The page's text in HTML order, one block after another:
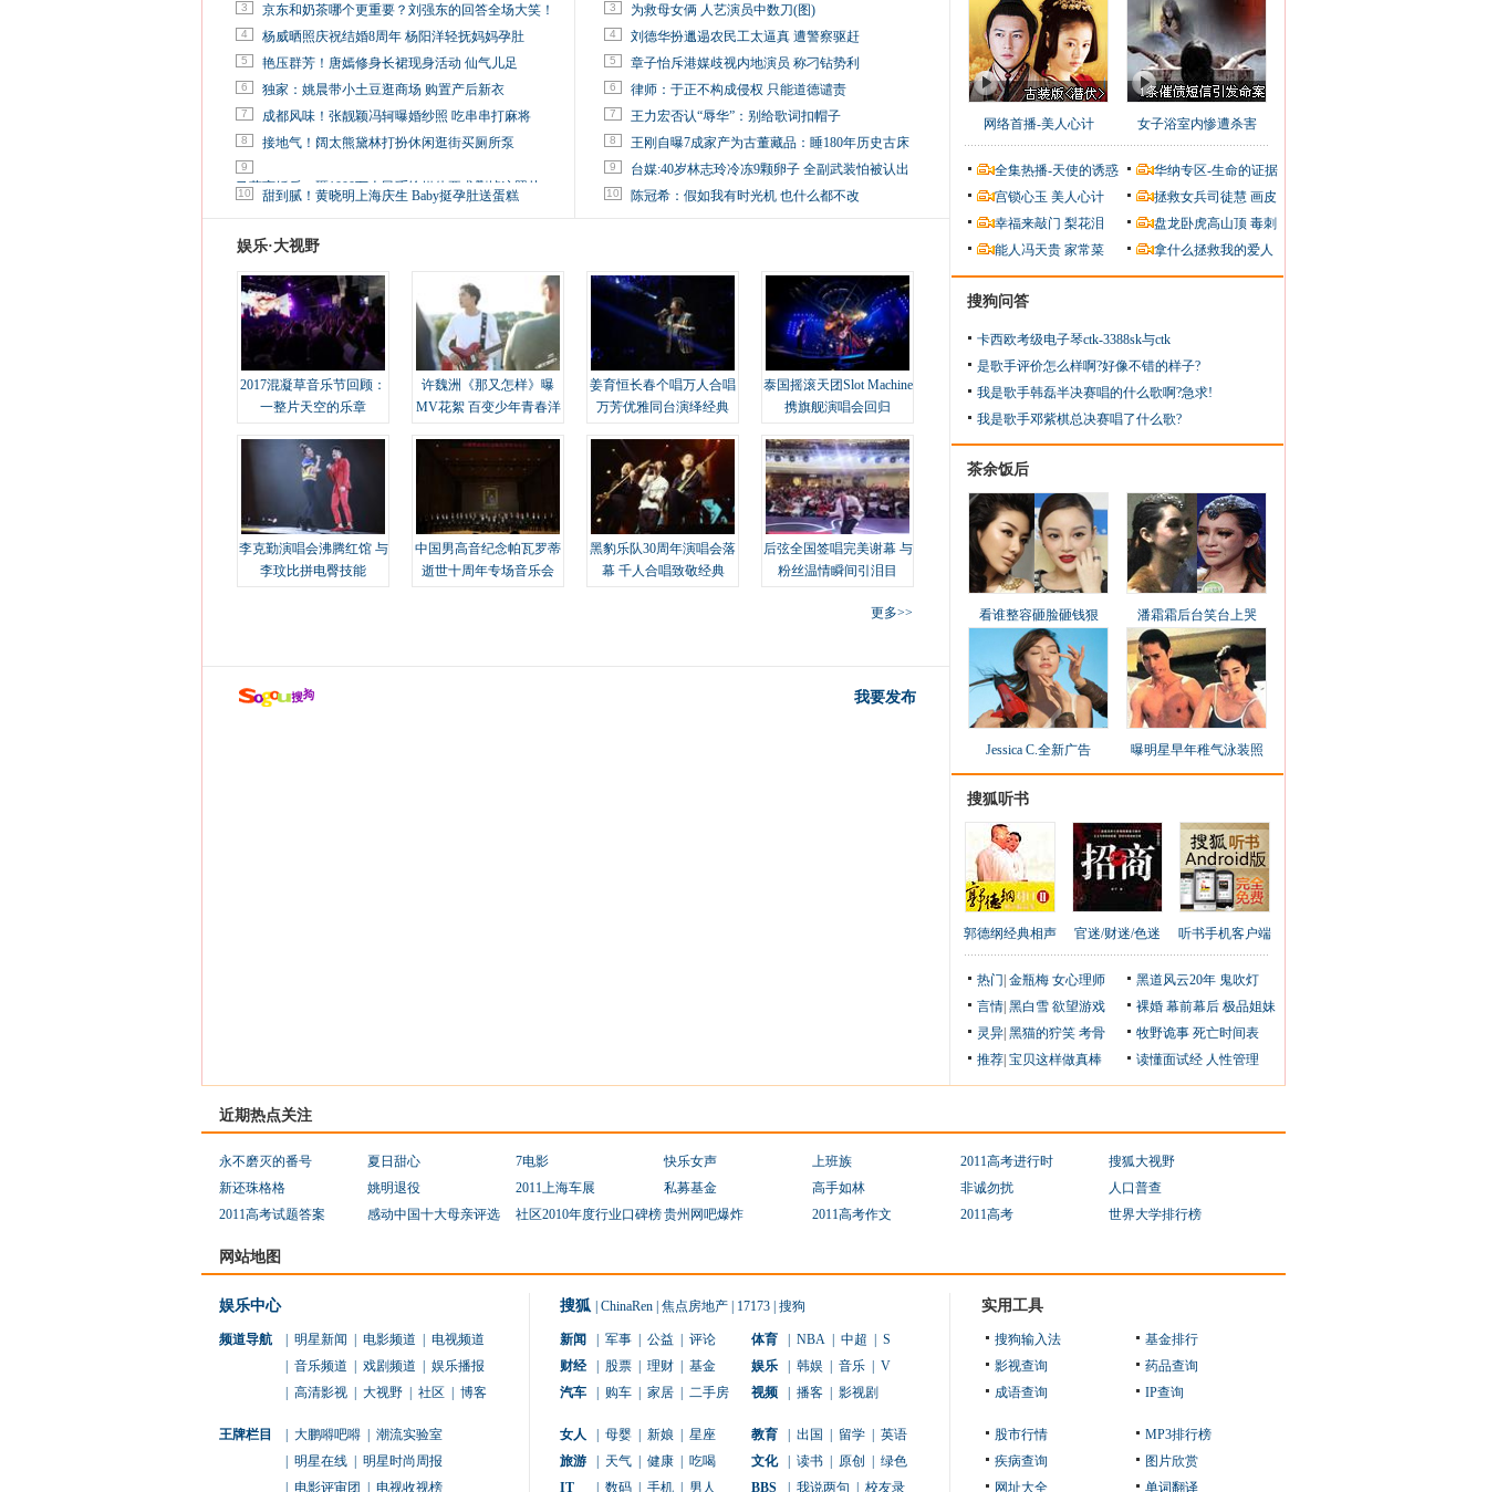
3 京东和奶茶哪个更重要？刘强东的回答全场大笑！
4 杨威晒照庆祝结婚8周年 杨阳洋轻抚妈妈孕肚
5 艳压群芳！唐嫣修身长裙现身活动 仙气儿足
6 独家：姚晨带小土豆逛商场 购置产后新衣
7 成都风味！张靓颖冯轲曝婚纱照 吃串串打麻将
8 接地气！阔太熊黛林打扮休闲逛街买厕所泵
9
马蓉离婚后，砸1000万人民币给媒体要求删掉这照片
10 甜到腻！黄晓明上海庆生 Baby挺孕肚送蛋糕
3 为救母女俩 人艺演员中数刀(图)
4 刘德华扮邋遢农民工太逼真 遭警察驱赶
5 章子怡斥港媒歧视内地演员 称刁钻势利
6 律师：于正不构成侵权 只能道德谴责
7 王力宏否认“辱华”：别给歌词扣帽子
8 王刚自曝7成家产为古董藏品：睡180年历史古床
9 台媒:40岁林志玲冷冻9颗卵子 全副武装怕被认出
10 陈冠希：假如我有时光机 也什么都不改
娱乐·大视野
2017混凝草音乐节回顾：
一整片天空的乐章
许魏洲《那又怎样》曝
MV花絮 百变少年青春洋
姜育恒长春个唱万人合唱
万芳优雅同台演绎经典
泰国摇滚天团Slot Machine
携旗舰演唱会回归
李克勤演唱会沸腾红馆 与
李玟比拼电臀技能
中国男高音纪念帕瓦罗蒂
逝世十周年专场音乐会
黑豹乐队30周年演唱会落
幕 千人合唱致敬经典
后弦全国签唱完美谢幕 与
粉丝温情瞬间引泪目
更多>>
我要发布
网络首播-美人心计 女子浴室内惨遭杀害
全集热播-天使的诱惑
华纳专区-生命的证据
宫锁心玉 美人心计 拯救女兵司徒慧 画皮
幸福来敲门 梨花泪 盘龙卧虎高山顶 毒刺
能人冯天贵 家常菜 拿什么拯救我的爱人
搜狗问答
卡西欧考级电子琴ctk-3388sk与ctk
是歌手评价怎么样啊?好像不错的样子?
我是歌手韩磊半决赛唱的什么歌啊?急求!
我是歌手邓紫棋总决赛唱了什么歌?
茶余饭后
看谁整容砸脸砸钱狠 潘霜霜后台笑台上哭
Jessica C.全新广告 曝明星早年稚气泳装照
搜狐听书
郭德纲经典相声 官迷/财迷/色迷 听书手机客户端
热门 金瓶梅 女心理师 黑道风云20年 鬼吹灯
言情 黑白雪 欲望游戏 裸婚 幕前幕后 极品姐妹
灵异 黑猫的狞笑 考骨 牧野诡事 死亡时间表
推荐 宝贝这样做真棒 读懂面试经 人性管理
近期热点关注
永不磨灭的番号 夏日甜心 7电影 快乐女声 上班族 2011高考进行时
搜狐大视野
新还珠格格
姚明退役 2011上海车展 私募基金 高手如林 非诚勿扰
人口普查
2011高考试题答案
感动中国十大母亲评选 社区2010年度行业口碑榜贵州网吧爆炸 2011高考作文 2011高考 世界大学排行榜
网站地图
娱乐中心
频道导航 明星新闻 电影频道
电视频道
音乐频道 戏剧频道
娱乐播报
高清影视 大视野 社区 博客
王牌栏目 大鹏嘚吧嘚
潮流实验室
明星在线
明星时尚周报
电影评审团 电视收视榜
搜狐 ChinaRen 焦点房地产 17173 搜狗
新闻 军事 公益 评论 体育 NBA 中超
S
财经
股票 理财 基金 娱乐 韩娱 音乐
V
汽车
购车 家居 二手房 视频 播客 影视剧
女人 母婴 新娘 星座 教育 出国 留学
英语
旅游
天气 健康 吃喝 文化 读书 原创
绿色
IT
数码 手机 男人 BBS 我说两句 校友录
实用工具
搜狗输入法
基金排行
影视查询
药品查询
成语查询
IP查询
股市行情
MP3排行榜
疾病查询
图片欣赏
网址大全
单词翻译